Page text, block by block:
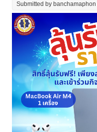
Submitted by banchamaphon